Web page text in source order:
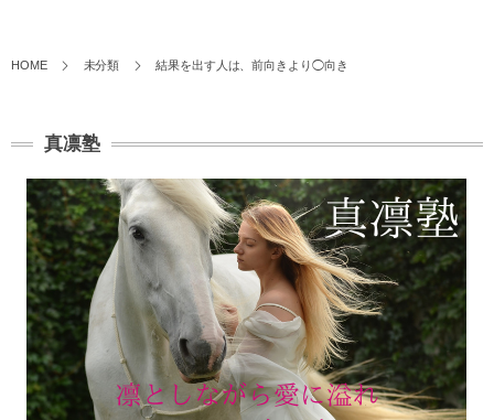
HOME 未分類 結果を出す人は、前向きより◯向き
真凛塾